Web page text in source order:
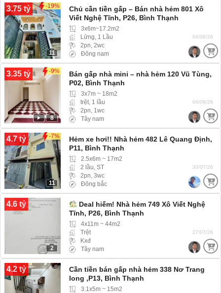
3.75 tỷ -19%
11
Chủ cần tiền gấp – Bán nhà hẻm 801 Xô
Viết Nghệ Tĩnh, P26, Bình Thạnh
3x6m~17.2m2
Lửng, 1 Lầu
2pn, 2wc
Đông nam
04/08/26
3.35 tỷ -9%
8
Bán gấp nhà mini – nhà hẻm 120 Vũ Tùng,
P02, Bình Thạnh
3x7m ~ 18m2
trệt, 1 lầu
2pn, 1wc
Tây nam
04/08/26
4.7 tỷ -7%
11
Hẻm xe hơi!! Nhà hẻm 482 Lê Quang Định,
P11, Bình Thạnh
2.5x6m ~ 17m2
2 lầu, ST
2pn, 3wc
Đông bắc
30/07/26
4.6 tỷ
2
Deal hiếm! Nhà hẻm 749 Xô Viết Nghệ
Tĩnh, P26, Bình Thạnh
4x11m ~ 44m2
Trệt
Kxđ
Tây nam
27/07/26
4.2 tỷ
Cần tiền bán gấp nhà hẻm 338 Nơ Trang
long ,P13, Bình Thạnh
3.1x5m ~ 15m2